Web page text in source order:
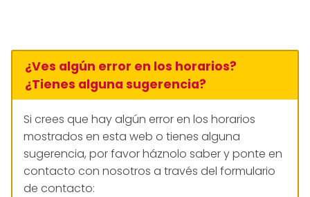
¿Ves algún error en los horarios?
¿Tienes alguna sugerencia?
Si crees que hay algún error en los horarios
mostrados en esta web o tienes alguna
sugerencia, por favor háznolo saber y ponte en
contacto con nosotros a través del formulario
de contacto: